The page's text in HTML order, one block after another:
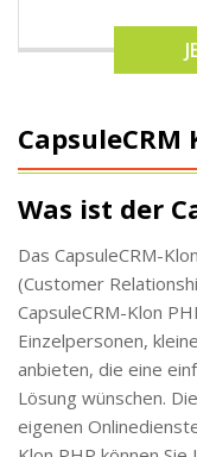
Was ist der
Das CapsuleCRM-
(Customer
CapsuleCRM-Klon
Einzelpersonen,
anbieten, die eine
Lösung wünschen.
eigenen